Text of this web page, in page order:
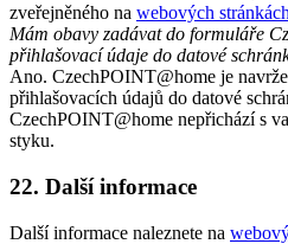
zveřejněného na webových
Mám obavy zadávat do formuláře
přihlašovací údaje do datové
Ano. CzechPOINT@home je
přihlašovacích údajů do datové
CzechPOINT@home nepřichází s
styku.
22. Další informace
Další informace naleznete na